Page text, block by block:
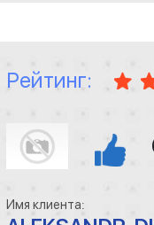
Рейтинг:
Имя клиента: